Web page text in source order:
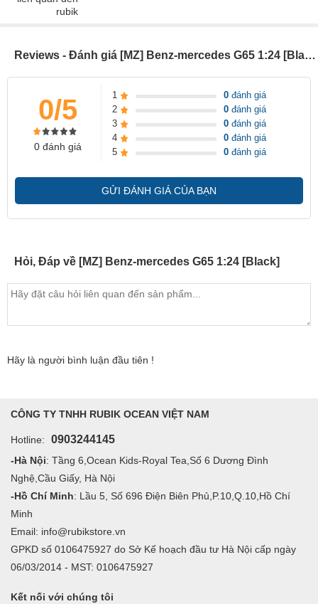
Reviews - Đánh giá [MZ] Benz-mercedes G65 1:24 [Black]
0/5
0 đánh giá
1 0 đánh giá
2
0 đánh giá
3
0 đánh giá
4
0 đánh giá
5
0 đánh giá
GỬI ĐÁNH GIÁ CỦA BẠN
Hỏi, Đáp về [MZ] Benz-mercedes G65 1:24 [Black]
Hãy là người bình luận đầu tiên !
CÔNG TY TNHH RUBIK OCEAN VIỆT NAM
Hotline: 0903244145
-Hà Nội: Tầng 6,Ocean Kids-Royal Tea,Số 6 Dương Đình
Nghệ,Cầu Giấy, Hà Nội
-Hồ Chí Minh: Lầu 5, Số 696 Điện Biên Phủ,P.10,Q.10,Hồ Chí
Minh
Email: info@rubikstore.vn
GPKD số 0106475927 do Sở Kế hoạch đầu tư Hà Nội cấp ngày
06/03/2014 - MST: 0106475927
Kết nối với chúng tôi